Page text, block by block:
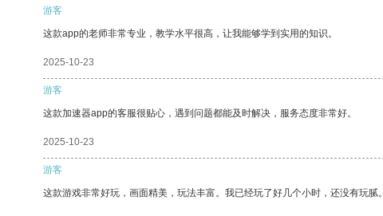
游客
这款app的老师非常专业，教学水平很高，让我能够学到实用的知识。
2025-10-23
游客
这款加速器app的客服很贴心，遇到问题都能及时解决，服务态度非常好。
2025-10-23
游客
这款游戏非常好玩，画面精美，玩法丰富。我已经玩了好几个小时，还没有玩腻。